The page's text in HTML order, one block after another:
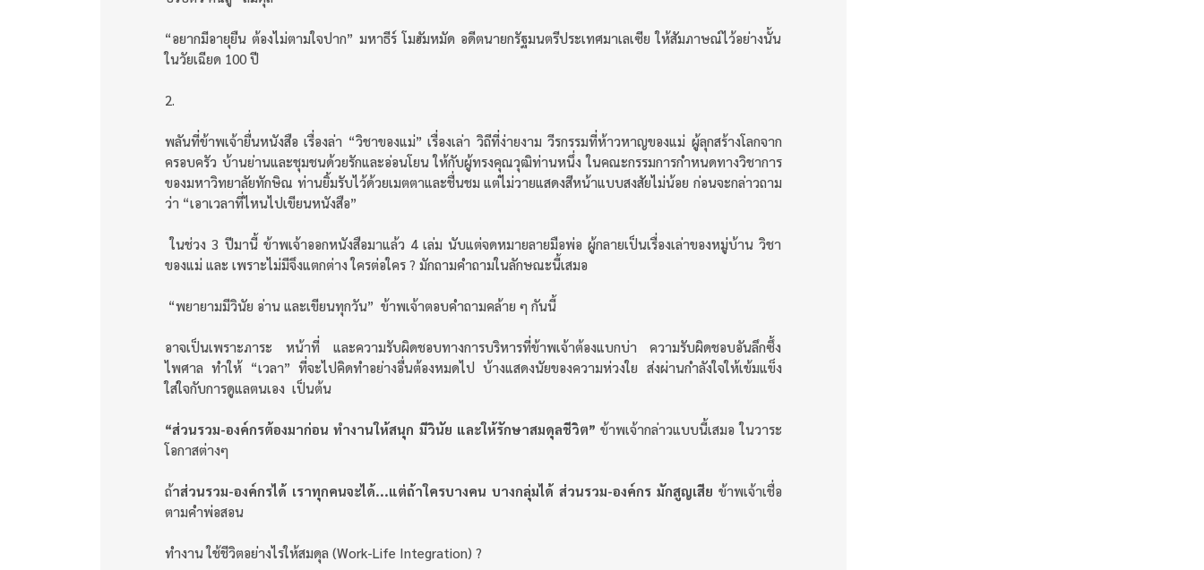
“อยากมีอายุยืน ต้องไม่ตามใจปาก” มหาธีร์ โมฮัมหมัด อดีตนายกรัฐมนตรีประเทศมาเลเซีย ให้สัมภาษณ์ไว้อย่างนั้น
ในวัยเฉียด 100 ปี
2.
พลันที่ข้าพเจ้ายื่นหนังสือ เรื่องล่า “วิชาของแม่” เรื่องเล่า วิถีที่ง่ายงาม วีรกรรมที่ห้าวหาญของแม่ ผู้ลุกสร้างโลกจาก
ครอบครัว บ้านย่านและชุมชนด้วยรักและอ่อนโยน ให้กับผู้ทรงคุณวุฒิท่านหนึ่ง ในคณะกรรมการกำหนดทางวิชาการ
ของมหาวิทยาลัยทักษิณ ท่านยิ้มรับไว้ด้วยเมตตาและชื่นชม แต่ไม่วายแสดงสีหน้าแบบสงสัยไม่น้อย ก่อนจะกล่าวถาม
ว่า “เอาเวลาที่ไหนไปเขียนหนังสือ”
ในช่วง 3 ปีมานี้ ข้าพเจ้าออกหนังสือมาแล้ว 4 เล่ม นับแต่จดหมายลายมือพ่อ ผู้กลายเป็นเรื่องเล่าของหมู่บ้าน วิชา
ของแม่ และ เพราะไม่มีจึงแตกต่าง ใครต่อใคร ? มักถามคำถามในลักษณะนี้เสมอ
“พยายามมีวินัย อ่าน และเขียนทุกวัน” ข้าพเจ้าตอบคำถามคล้าย ๆ กันนี้
อาจเป็นเพราะภาระ หน้าที่ และความรับผิดชอบทางการบริหารที่ข้าพเจ้าต้องแบกบ่า ความรับผิดชอบอันลึกซึ้ง
ไพศาล ทำให้ “เวลา” ที่จะไปคิดทำอย่างอื่นต้องหมดไป บ้างแสดงนัยของความห่วงใย ส่งผ่านกำลังใจให้เข้มแข็ง
ใส่ใจกับการดูแลตนเอง เป็นต้น
“ส่วนรวม-องค์กรต้องมาก่อน ทำงานให้สนุก มีวินัย และให้รักษาสมดุลชีวิต” ข้าพเจ้ากล่าวแบบนี้เสมอ ในวาระ
โอกาสต่างๆ
ถ้าส่วนรวม-องค์กรได้ เราทุกคนจะได้...แต่ถ้าใครบางคน บางกลุ่มได้ ส่วนรวม-องค์กร มักสูญเสีย ข้าพเจ้าเชื่อ
ตามคำพ่อสอน
ทำงาน ใช้ชีวิตอย่างไรให้สมดุล (Work-Life Integration) ?